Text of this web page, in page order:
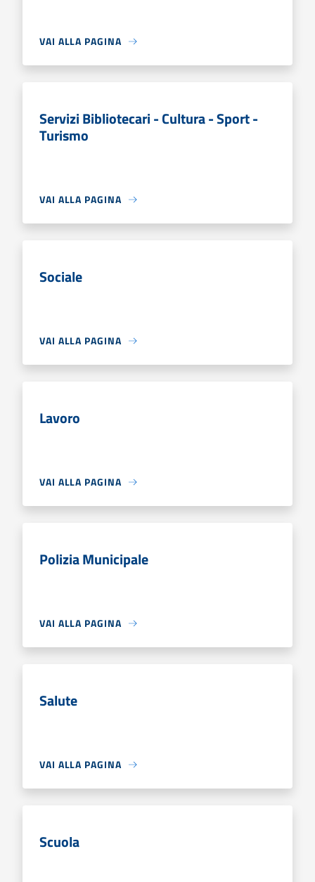
VAI ALLA PAGINA
Servizi Bibliotecari - Cultura - Sport -
Turismo
VAI ALLA PAGINA
Sociale
VAI ALLA PAGINA
Lavoro
VAI ALLA PAGINA
Polizia Municipale
VAI ALLA PAGINA
Salute
VAI ALLA PAGINA
Scuola